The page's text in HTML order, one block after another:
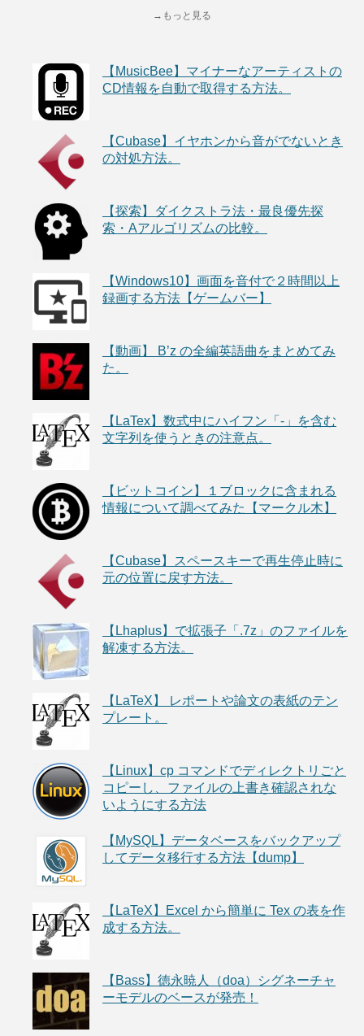
→もっと見る
【MusicBee】マイナーなアーティストの
CD情報を自動で取得する方法。
【Cubase】イヤホンから音がでないとき
の対処方法。
【探索】ダイクストラ法・最良優先探
索・Aアルゴリズムの比較。
【Windows10】画面を音付で２時間以上
録画する方法【ゲームバー】
【動画】 B’z の全編英語曲をまとめてみ
た。
【LaTex】数式中にハイフン「-」を含む
文字列を使うときの注意点。
【ビットコイン】１ブロックに含まれる
情報について調べてみた【マークル木】
【Cubase】スペースキーで再生停止時に
元の位置に戻す方法。
【Lhaplus】で拡張子「.7z」のファイルを
解凍する方法。
【LaTeX】 レポートや論文の表紙のテン
プレート。
【Linux】cp コマンドでディレクトリごと
コピーし、ファイルの上書き確認されな
いようにする方法
【MySQL】データベースをバックアップ
してデータ移行する方法【dump】
【LaTeX】Excel から簡単に Tex の表を作
成する方法。
【Bass】徳永暁人（doa）シグネーチャ
ーモデルのベースが発売！